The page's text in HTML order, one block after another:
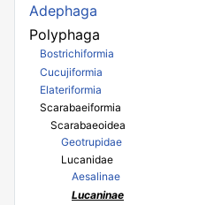
Adephaga
Polyphaga
Bostrichiformia
Cucujiformia
Elateriformia
Scarabaeiformia
Scarabaeoidea
Geotrupidae
Lucanidae
Aesalinae
Lucaninae